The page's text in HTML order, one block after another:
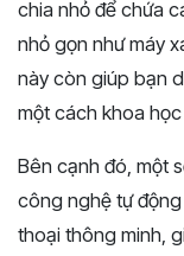
chia nhỏ để chứa
nhỏ gọn như máy
này còn giúp bạn
một cách khoa
Bên cạnh đó, một
công nghệ tự
thoại thông minh,